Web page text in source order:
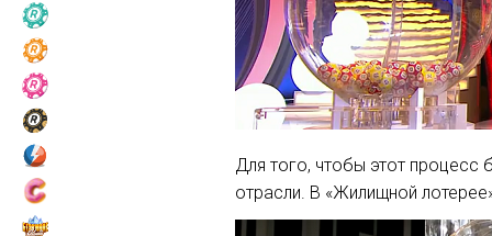
Для того, чтобы этот процесс
отрасли. В «Жилищной